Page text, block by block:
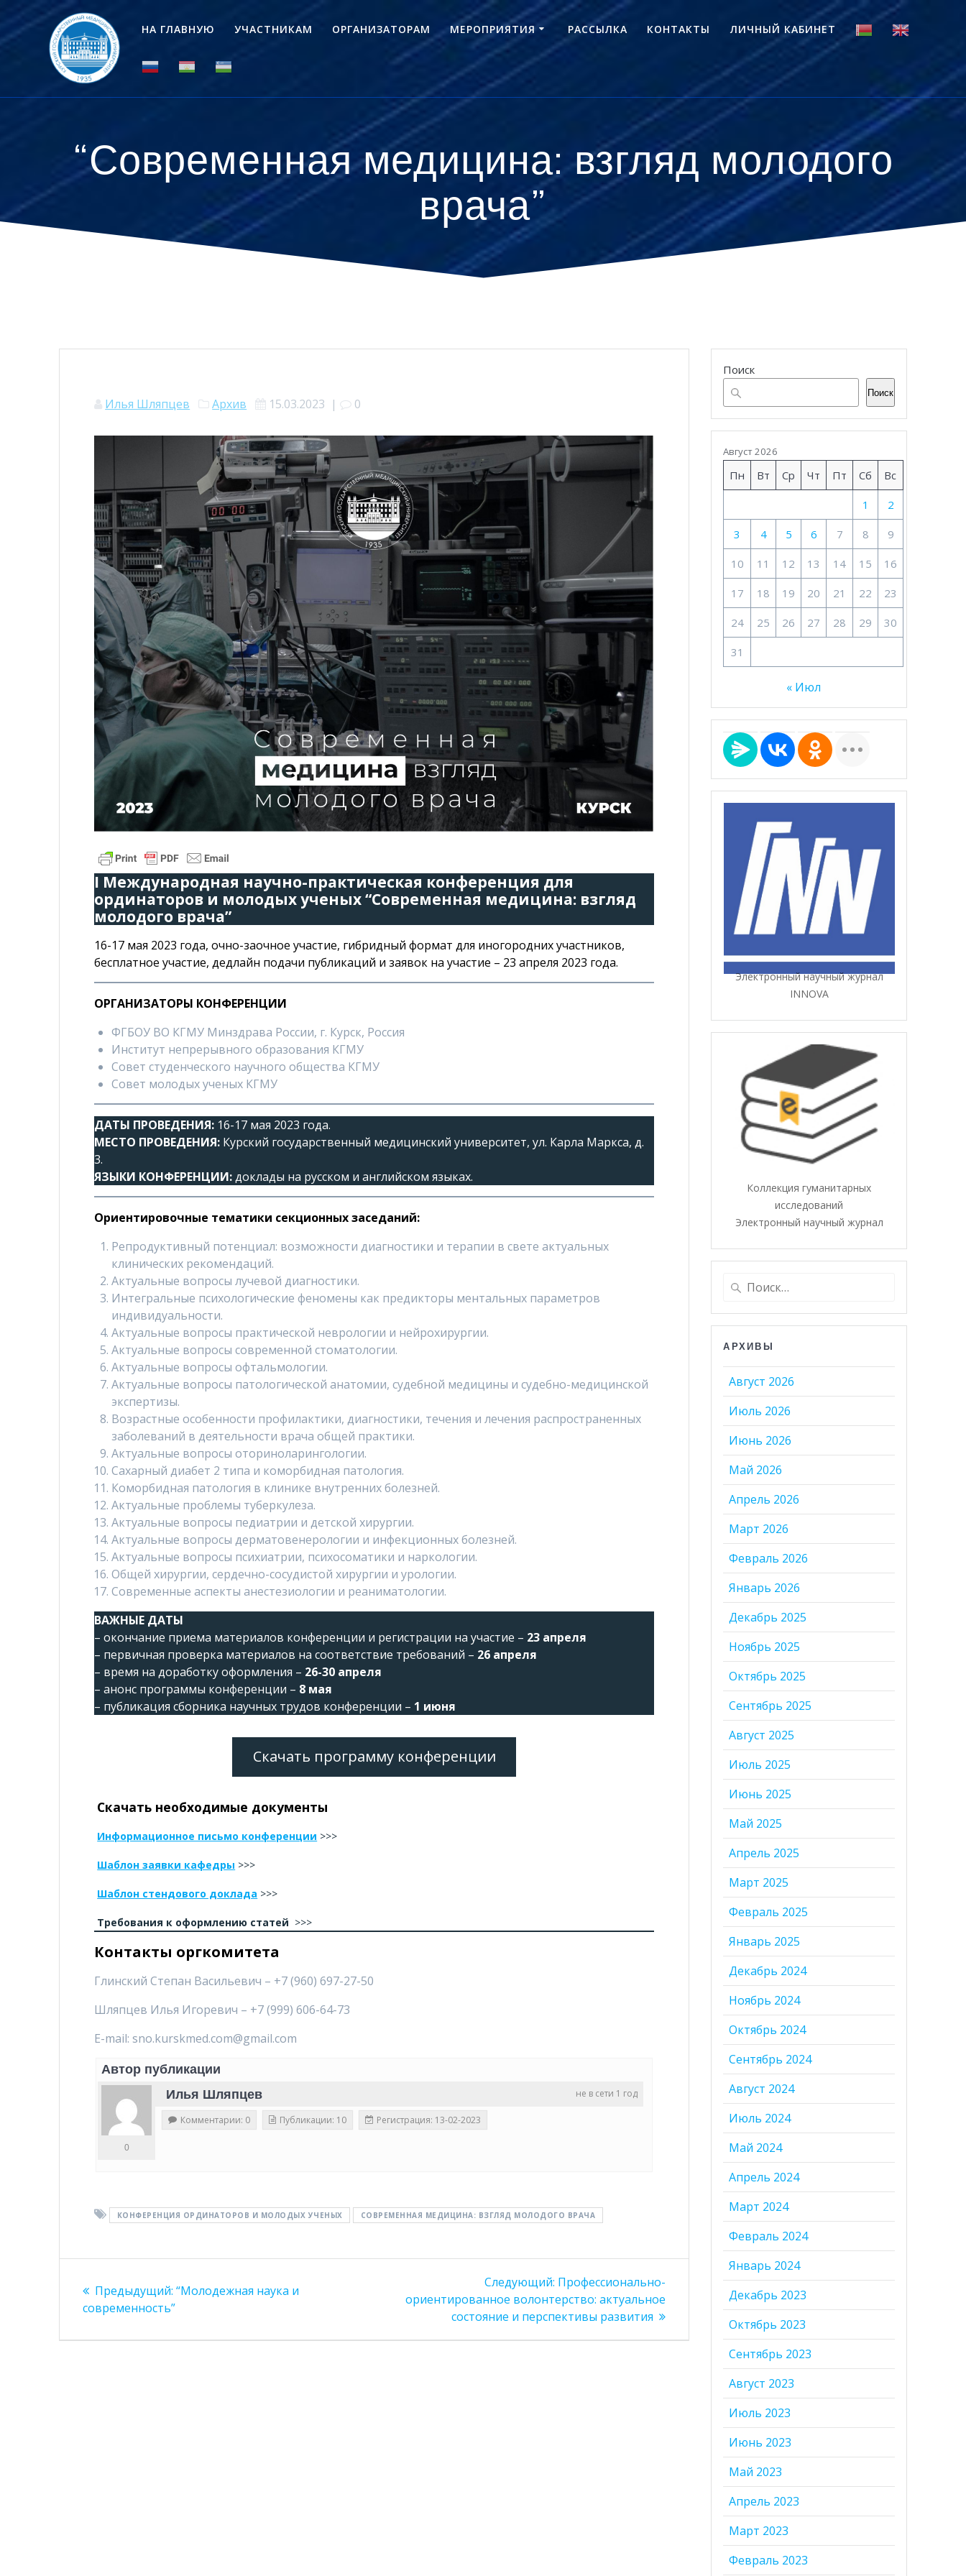
контенту
НА ГЛАВНУЮ УЧАСТНИКАМ ОРГАНИЗАТОРАМ МЕРОПРИЯТИЯ РАССЫЛКА КОНТАКТЫ ЛИЧНЫЙ КАБИНЕТ
“Современная медицина: взгляд молодого
врача”
Илья Шляпцев Архив 15.03.2023 | 0
I Международная научно-практическая конференция для
ординаторов и молодых ученых “Современная медицина: взгляд
молодого врача”
16-17 мая 2023 года, очно-заочное участие, гибридный формат для иногородних участников,
бесплатное участие, дедлайн подачи публикаций и заявок на участие – 23 апреля 2023 года.
ОРГАНИЗАТОРЫ КОНФЕРЕНЦИИ
ФГБОУ ВО КГМУ Минздрава России, г. Курск, Россия
Институт непрерывного образования КГМУ
Совет студенческого научного общества КГМУ
Совет молодых ученых КГМУ
ДАТЫ ПРОВЕДЕНИЯ: 16-17 мая 2023 года.
МЕСТО ПРОВЕДЕНИЯ: Курский государственный медицинский университет, ул. Карла Маркса, д.
3.
ЯЗЫКИ КОНФЕРЕНЦИИ:доклады на русском и английском языках.
Ориентировочные тематики секционных заседаний:
Репродуктивный потенциал: возможности диагностики и терапии в свете актуальных
клинических рекомендаций.
Актуальные вопросы лучевой диагностики.
Интегральные психологические феномены как предикторы ментальных параметров
индивидуальности.
Актуальные вопросы практической неврологии и нейрохирургии.
Актуальные вопросы современной стоматологии.
Актуальные вопросы офтальмологии.
Актуальные вопросы патологической анатомии, судебной медицины и судебно-медицинской
экспертизы.
Возрастные особенности профилактики, диагностики, течения и лечения распространенных
заболеваний в деятельности врача общей практики.
Актуальные вопросы оториноларингологии.
Сахарный диабет 2 типа и коморбидная патология.
Коморбидная патология в клинике внутренних болезней.
Актуальные проблемы туберкулеза.
Актуальные вопросы педиатрии и детской хирургии.
Актуальные вопросы дерматовенерологии и инфекционных болезней.
Актуальные вопросы психиатрии, психосоматики и наркологии.
Общей хирургии, сердечно-сосудистой хирургии и урологии.
Современные аспекты анестезиологии и реаниматологии.
ВАЖНЫЕ ДАТЫ
– окончание приема материалов конференции и регистрации на участие – 23 апреля
– первичная проверка материалов на соответствие требований – 26 апреля
– время на доработку оформления – 26-30 апреля
– анонс программы конференции – 8 мая
– публикация сборника научных трудов конференции – 1 июня
Скачать программу конференции
Скачать необходимые документы
Информационное письмо конференции >>>
Шаблон заявки кафедры >>>
Шаблон стендового доклада >>>
Требования к оформлению статей >>>
Контакты оргкомитета
Глинский Степан Васильевич – +7 (960) 697-27-50
Шляпцев Илья Игоревич – +7 (999) 606-64-73
E-mail: sno.kurskmed.com@gmail.com
Автор публикации
не в сети 1 год
Илья Шляпцев
0
Комментарии: 0 Публикации: 10 Регистрация: 13-02-2023
КОНФЕРЕНЦИЯ ОРДИНАТОРОВ И МОЛОДЫХ УЧЕНЫХ СОВРЕМЕННАЯ МЕДИЦИНА: ВЗГЛЯД МОЛОДОГО ВРАЧА
по
записям
Предыдущий: Предыдущая
“Молодежная наука и
современность”
Следующий: Следующая
запись:
Профессионально-
ориентированное волонтерство: актуальное
состояние и перспективы развития
Поиск
Поиск
Август 2026
Пн Вт Ср Чт Пт Сб Вс
1 2
3 4 5 6 7 8 9
10 11 12 13 14 15 16
17 18 19 20 21 22 23
24 25 26 27 28 29 30
31
« Июл
Электронный научный журнал
INNOVA
Коллекция гуманитарных
исследований
Электронный научный журнал
Найти:
АРХИВЫ
Август 2026
Июль 2026
Июнь 2026
Май 2026
Апрель 2026
Март 2026
Февраль 2026
Январь 2026
Декабрь 2025
Ноябрь 2025
Октябрь 2025
Сентябрь 2025
Август 2025
Июль 2025
Июнь 2025
Май 2025
Апрель 2025
Март 2025
Февраль 2025
Январь 2025
Декабрь 2024
Ноябрь 2024
Октябрь 2024
Сентябрь 2024
Август 2024
Июль 2024
Май 2024
Апрель 2024
Март 2024
Февраль 2024
Январь 2024
Декабрь 2023
Октябрь 2023
Сентябрь 2023
Август 2023
Июль 2023
Июнь 2023
Май 2023
Апрель 2023
Март 2023
Февраль 2023